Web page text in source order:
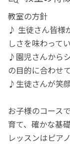
教室の方針
♪ 生徒さん皆様
しさを味わって
♪園児さんから
の目的に合わせ
♪生徒さんが笑
お子様のコース
育て、確かな基
レッスンはピア